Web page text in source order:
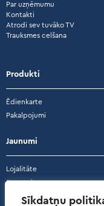
Sīkdatņu
Par uzņēmumu
Kontakti
Atrodi sev tuvāko TV
Trauksmes celšana
Produkti
Ēdienkarte
Pakalpojumi
Jaunumi
Lojalitāte
Jaunumi
Akcijas